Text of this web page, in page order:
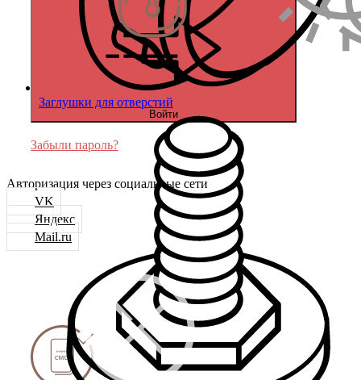
Заглушки для отверстий
Войти
Забыли пароль?
Авторизация через социальные сети
VK
Яндекс
Mail.ru